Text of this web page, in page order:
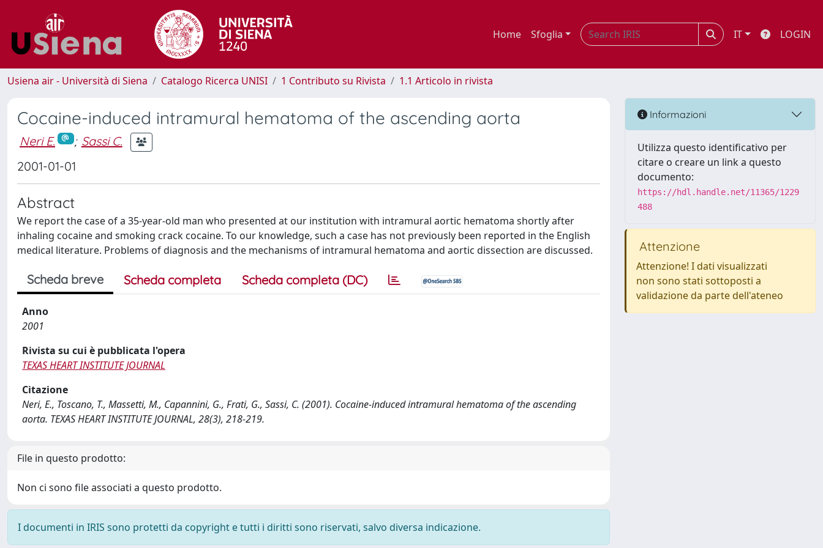
Home Sfoglia IT LOGIN
Usiena air - Università di Siena Catalogo Ricerca UNISI 1 Contributo su Rivista 1.1 Articolo in rivista
Cocaine-induced intramural hematoma of the ascending aorta
Neri E. ; Sassi C.
2001-01-01
Abstract
We report the case of a 35-year-old man who presented at our institution with intramural aortic hematoma shortly after
inhaling cocaine and smoking crack cocaine. To our knowledge, such a case has not previously been reported in the English
medical literature. Problems of diagnosis and the mechanisms of intramural hematoma and aortic dissection are discussed.
Scheda breve Scheda completa Scheda completa (DC)
Anno
2001
Rivista su cui è pubblicata l'opera
TEXAS HEART INSTITUTE JOURNAL
Citazione
Neri, E., Toscano, T., Massetti, M., Capannini, G., Frati, G., Sassi, C. (2001). Cocaine-induced intramural hematoma of the ascending
aorta. TEXAS HEART INSTITUTE JOURNAL, 28(3), 218-219.
File in questo prodotto:
Non ci sono file associati a questo prodotto.
I documenti in IRIS sono protetti da copyright e tutti i diritti sono riservati, salvo diversa indicazione.
Informazioni
Utilizza questo identificativo per
citare o creare un link a questo
documento:
https://hdl.handle.net/11365/1229
488
Attenzione
Attenzione! I dati visualizzati
non sono stati sottoposti a
validazione da parte dell'ateneo